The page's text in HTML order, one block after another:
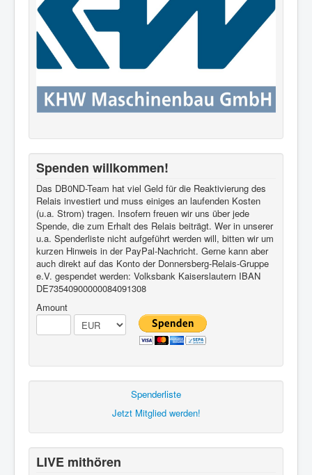
Spenden willkommen!
Das DB0ND-Team hat viel Geld für die Reaktivierung des
Relais investiert und muss einiges an laufenden Kosten
(u.a. Strom) tragen. Insofern freuen wir uns über jede
Spende, die zum Erhalt des Relais beiträgt. Wer in unserer
u.a. Spenderliste nicht aufgeführt werden will, bitten wir um
kurzen Hinweis in der PayPal-Nachricht. Gerne kann aber
auch direkt auf das Konto der Donnersberg-Relais-Gruppe
e.V. gespendet werden: Volksbank Kaiserslautern IBAN
DE73540900000084091308
Amount
Spenderliste
Jetzt Mitglied werden!
LIVE mithören